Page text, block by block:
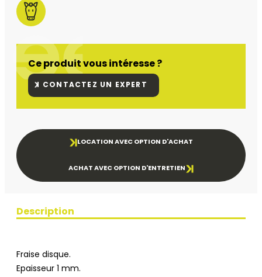
Ce produit vous intéresse ?
CONTACTEZ UN EXPERT
LOCATION AVEC OPTION D'ACHAT
ACHAT AVEC OPTION D'ENTRETIEN
Description
Fraise disque.
Epaisseur 1 mm.